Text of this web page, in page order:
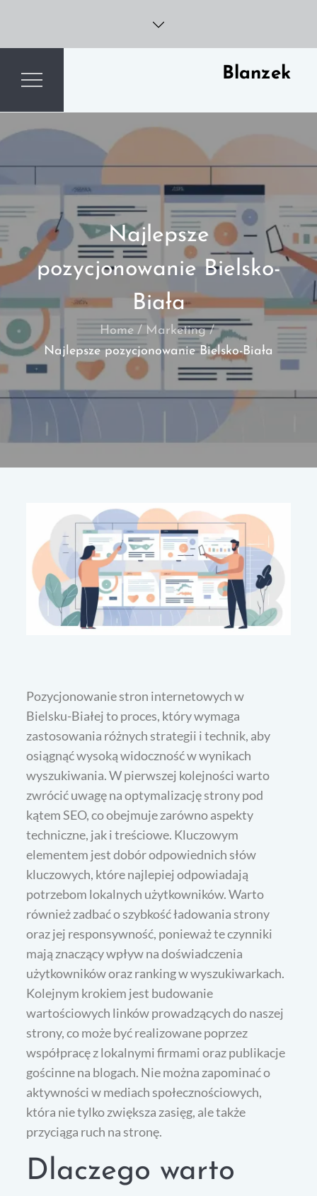
content
Blanzek
Najlepsze
pozycjonowanie Bielsko-
Biała
Home
Marketing
Najlepsze pozycjonowanie Bielsko-Biała
Pozycjonowanie stron internetowych w
Bielsku-Białej to proces, który wymaga
zastosowania różnych strategii i technik, aby
osiągnąć wysoką widoczność w wynikach
wyszukiwania. W pierwszej kolejności warto
zwrócić uwagę na optymalizację strony pod
kątem SEO, co obejmuje zarówno aspekty
techniczne, jak i treściowe. Kluczowym
elementem jest dobór odpowiednich słów
kluczowych, które najlepiej odpowiadają
potrzebom lokalnych użytkowników. Warto
również zadbać o szybkość ładowania strony
oraz jej responsywność, ponieważ te czynniki
mają znaczący wpływ na doświadczenia
użytkowników oraz ranking w wyszukiwarkach.
Kolejnym krokiem jest budowanie
wartościowych linków prowadzących do naszej
strony, co może być realizowane poprzez
współpracę z lokalnymi firmami oraz publikacje
gościnne na blogach. Nie można zapominać o
aktywności w mediach społecznościowych,
która nie tylko zwiększa zasięg, ale także
przyciąga ruch na stronę.
Dlaczego warto